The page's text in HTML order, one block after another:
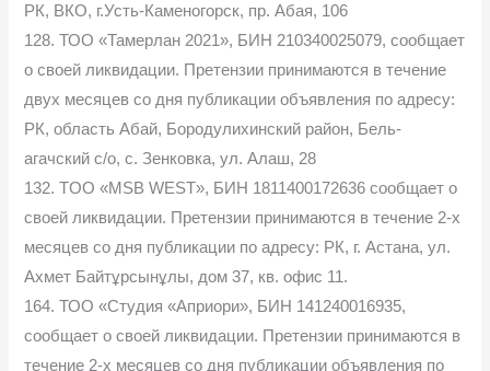
РК, ВКО, г.Усть-Каменогорск, пр. Абая, 106
128. ТОО «Тамерлан 2021», БИН 210340025079, сообщает
о своей ликвидации. Претензии принимаются в течение
двух месяцев со дня публикации объявления по адресу:
РК, область Абай, Бородулихинский район, Бель-
агачский с/о, с. Зенковка, ул. Алаш, 28
132. TОО «MSB WEST», БИН 1811400172636 сообщает о
своей ликвидации. Претензии принимаются в течение 2-х
месяцев со дня публикации по адресу: РК, г. Астана, ул.
Ахмет Байтұрсынұлы, дом 37, кв. офис 11.
164. ТОО «Студия «Априори», БИН 141240016935,
сообщает о своей ликвидации. Претензии принимаются в
течение 2-х месяцев со дня публикации объявления по